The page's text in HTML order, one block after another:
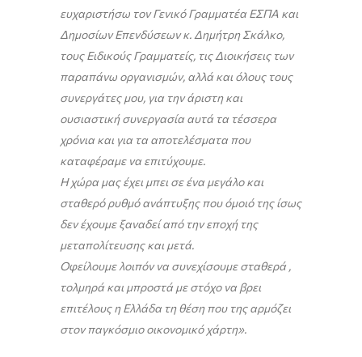
ευχαριστήσω τον Γενικό Γραμματέα ΕΣΠΑ και
Δημοσίων Επενδύσεων κ. Δημήτρη Σκάλκο,
τους Ειδικούς Γραμματείς, τις Διοικήσεις των
παραπάνω οργανισμών, αλλά και όλους τους
συνεργάτες μου, για την άριστη και
ουσιαστική συνεργασία αυτά τα τέσσερα
χρόνια και για τα αποτελέσματα που
καταφέραμε να επιτύχουμε.
Η χώρα μας έχει μπει σε ένα μεγάλο και
σταθερό ρυθμό ανάπτυξης που όμοιό της ίσως
δεν έχουμε ξαναδεί από την εποχή της
μεταπολίτευσης και μετά.
Οφείλουμε λοιπόν να συνεχίσουμε σταθερά ,
τολμηρά και μπροστά με στόχο να βρει
επιτέλους η Ελλάδα τη θέση που της αρμόζει
στον παγκόσμιο οικονομικό χάρτη».